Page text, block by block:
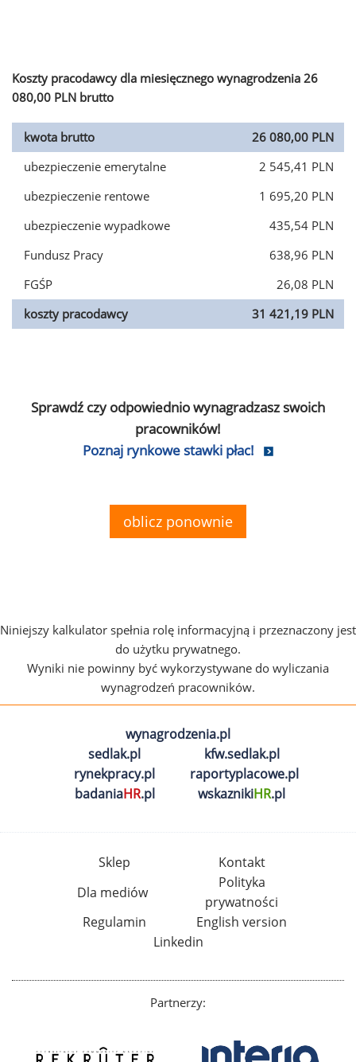
Koszty pracodawcy dla miesięcznego wynagrodzenia 26
080,00 PLN brutto
kwota brutto
26 080,00 PLN
ubezpieczenie emerytalne
2 545,41 PLN
ubezpieczenie rentowe
1 695,20 PLN
ubezpieczenie wypadkowe
435,54 PLN
Fundusz Pracy
638,96 PLN
FGŚP
26,08 PLN
koszty pracodawcy
31 421,19 PLN
Sprawdź czy odpowiednio wynagradzasz swoich
pracowników!
Poznaj rynkowe stawki płac!
oblicz ponownie
Niniejszy kalkulator spełnia rolę informacyjną i przeznaczony jest
do użytku prywatnego.
Wyniki nie powinny być wykorzystywane do wyliczania
wynagrodzeń pracowników.
wynagrodzenia.pl
sedlak.pl
kfw.sedlak.pl
rynekpracy.pl
raportyplacowe.pl
badaniaHR.pl wskaznikiHR.pl
Sklep
Kontakt
Dla mediów
Polityka
prywatności
Regulamin
English version
Linkedin
Partnerzy: